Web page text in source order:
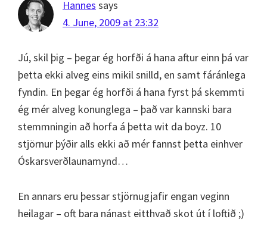
Hannes says
4. June, 2009 at 23:32
Jú, skil þig – þegar ég horfði á hana aftur einn þá var
þetta ekki alveg eins mikil snilld, en samt fáránlega
fyndin. En þegar ég horfði á hana fyrst þá skemmti
ég mér alveg konunglega – það var kannski bara
stemmningin að horfa á þetta wit da boyz. 10
stjörnur þýðir alls ekki að mér fannst þetta einhver
Óskarsverðlaunamynd…
En annars eru þessar stjörnugjafir engan veginn
heilagar – oft bara nánast eitthvað skot út í loftið ;)